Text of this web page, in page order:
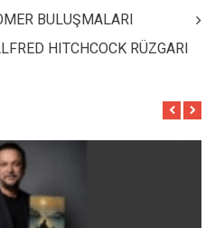
BULUŞMALARI
HITCHCOCK RÜZGARI